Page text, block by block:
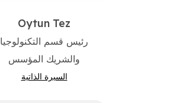
Oytun Tez
رئيس قسم التكنولوجيا
والشريك المؤسس
السيرة الذاتية